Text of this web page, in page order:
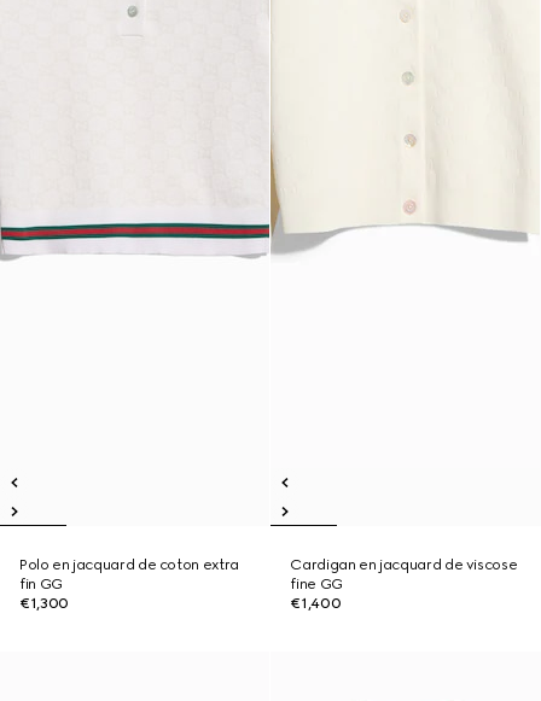
Polo en jacquard de coton extra
fin GG
€1,300
Cardigan en jacquard de viscose
fine GG
€1,400